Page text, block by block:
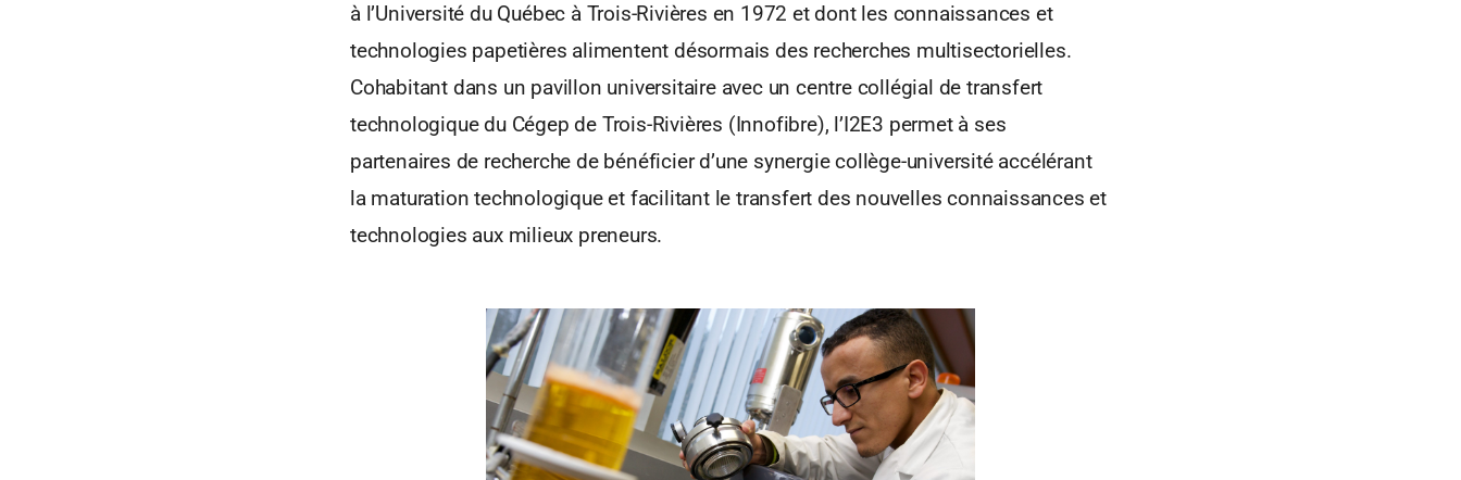
à l’Université du Québec à Trois-Rivières en 1972 et dont les connaissances et
technologies papetières alimentent désormais des recherches multisectorielles.
Cohabitant dans un pavillon universitaire avec un centre collégial de transfert
technologique du Cégep de Trois-Rivières (Innofibre), l’I2E3 permet à ses
partenaires de recherche de bénéficier d’une synergie collège-université accélérant
la maturation technologique et facilitant le transfert des nouvelles connaissances et
technologies aux milieux preneurs.